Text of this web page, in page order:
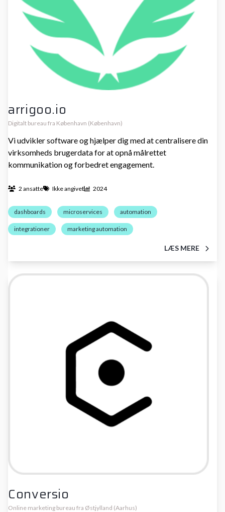
arrigoo.io
Digitalt bureau fra København (København)
Vi udvikler software og hjælper dig med at centralisere din
virksomheds brugerdata for at opnå målrettet
kommunikation og forbedret engagement.
2 ansatte Ikke angivet 2024
dashboards microservices automation
integrationer marketing automation
LÆS MERE
Conversio
Online marketing bureau fra Østjylland (Aarhus)